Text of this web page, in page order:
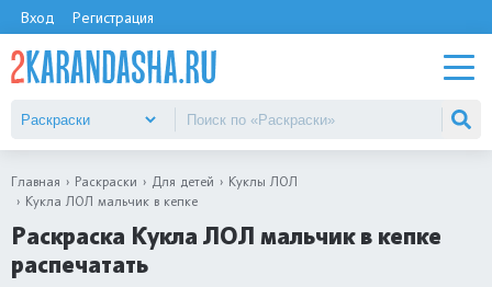
Вход Регистрация
Главная Раскраски Для детей
Куклы ЛОЛ
Кукла ЛОЛ мальчик в кепке
Раскраска Кукла ЛОЛ мальчик в кепке
распечатать